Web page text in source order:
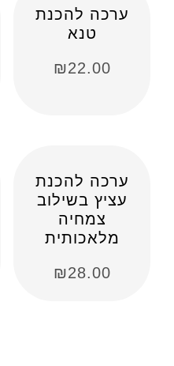
ערכה להכנת
טנא
₪22.00
ערכה להכנת
עציץ בשילוב
צמחיה
מלאכותית
₪28.00